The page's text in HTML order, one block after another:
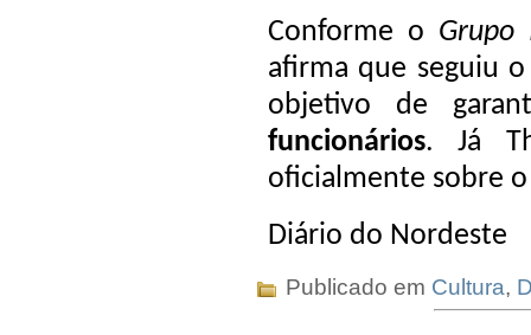
Conforme o Grupo
afirma que seguiu
objetivo de
funcionários. Já
oficialmente sobre
Diário do Nordeste
Publicado em Cultura,